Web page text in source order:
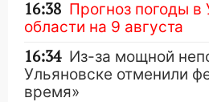
16:38 Прогноз погоды в
области на 9 августа
16:34 Из-за мощной
Ульяновске отменили
время»